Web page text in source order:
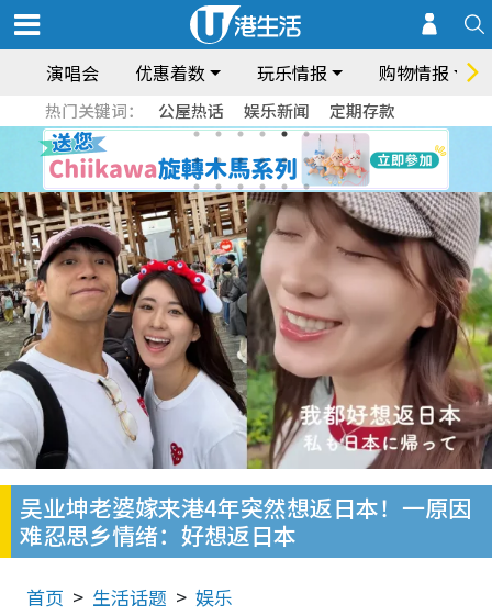
演唱会 优惠着数 玩乐情报 购物情报
热门关键词： 公屋热话 娱乐新闻 定期存款
吴业坤老婆嫁来港4年突然想返日本！一原因
难忍思乡情绪：好想返日本
首页 生活话题 娱乐